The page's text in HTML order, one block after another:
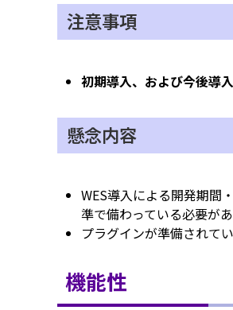
注意事項
初期導入、および今後導
懸念内容
WES導入による開発期間
準で備わっている必要があ
プラグインが準備されて
機能性